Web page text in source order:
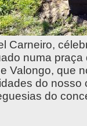
Carneiro,
numa
Valongo, que
do
do